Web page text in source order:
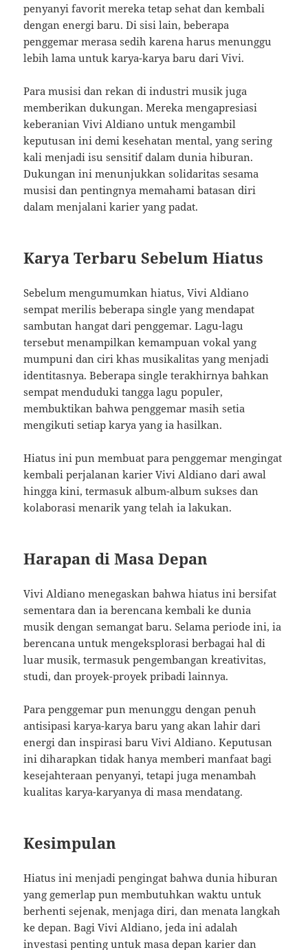
penyanyi favorit mereka tetap sehat dan kembali
dengan energi baru. Di sisi lain, beberapa
penggemar merasa sedih karena harus menunggu
lebih lama untuk karya-karya baru dari Vivi.
Para musisi dan rekan di industri musik juga
memberikan dukungan. Mereka mengapresiasi
keberanian Vivi Aldiano untuk mengambil
keputusan ini demi kesehatan mental, yang sering
kali menjadi isu sensitif dalam dunia hiburan.
Dukungan ini menunjukkan solidaritas sesama
musisi dan pentingnya memahami batasan diri
dalam menjalani karier yang padat.
Karya Terbaru Sebelum Hiatus
Sebelum mengumumkan hiatus, Vivi Aldiano
sempat merilis beberapa single yang mendapat
sambutan hangat dari penggemar. Lagu-lagu
tersebut menampilkan kemampuan vokal yang
mumpuni dan ciri khas musikalitas yang menjadi
identitasnya. Beberapa single terakhirnya bahkan
sempat menduduki tangga lagu populer,
membuktikan bahwa penggemar masih setia
mengikuti setiap karya yang ia hasilkan.
Hiatus ini pun membuat para penggemar mengingat
kembali perjalanan karier Vivi Aldiano dari awal
hingga kini, termasuk album-album sukses dan
kolaborasi menarik yang telah ia lakukan.
Harapan di Masa Depan
Vivi Aldiano menegaskan bahwa hiatus ini bersifat
sementara dan ia berencana kembali ke dunia
musik dengan semangat baru. Selama periode ini, ia
berencana untuk mengeksplorasi berbagai hal di
luar musik, termasuk pengembangan kreativitas,
studi, dan proyek-proyek pribadi lainnya.
Para penggemar pun menunggu dengan penuh
antisipasi karya-karya baru yang akan lahir dari
energi dan inspirasi baru Vivi Aldiano. Keputusan
ini diharapkan tidak hanya memberi manfaat bagi
kesejahteraan penyanyi, tetapi juga menambah
kualitas karya-karyanya di masa mendatang.
Kesimpulan
Hiatus ini menjadi pengingat bahwa dunia hiburan
yang gemerlap pun membutuhkan waktu untuk
berhenti sejenak, menjaga diri, dan menata langkah
ke depan. Bagi Vivi Aldiano, jeda ini adalah
investasi penting untuk masa depan karier dan